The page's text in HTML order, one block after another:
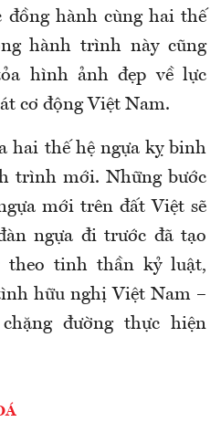
đồng hành cùng hai thế
hành trình này cũng
hình ảnh đẹp về lực
cơ động Việt Nam.
hai thế hệ ngựa kỵ binh
trình mới. Những bước
mới trên đất Việt sẽ
ngựa đi trước đã tạo
theo tinh thần kỷ luật,
hữu nghị Việt Nam –
đường thực hiện